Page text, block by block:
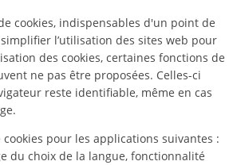
cookies, indispensables d'un point de
l’utilisation des sites web pour
des cookies, certaines fonctions de
ne pas être proposées. Celles-ci
reste identifiable, même en cas
pour les applications suivantes :
du choix de la langue, fonctionnalité